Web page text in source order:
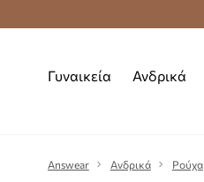
Γυναικεία Ανδρικά
Answear Ανδρικά Ρούχα